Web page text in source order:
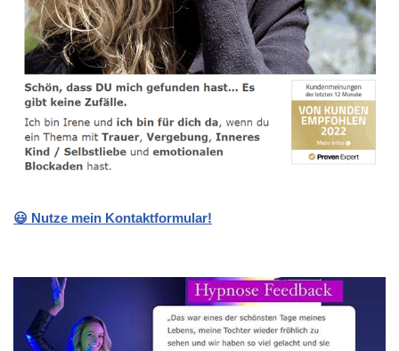
😃 Nutze mein Kontaktformular!